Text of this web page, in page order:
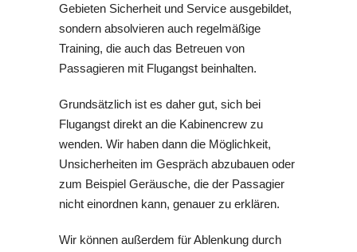
Gebieten Sicherheit und Service ausgebildet,
sondern absolvieren auch regelmäßige
Training, die auch das Betreuen von
Passagieren mit Flugangst beinhalten.
Grundsätzlich ist es daher gut, sich bei
Flugangst direkt an die Kabinencrew zu
wenden. Wir haben dann die Möglichkeit,
Unsicherheiten im Gespräch abzubauen oder
zum Beispiel Geräusche, die der Passagier
nicht einordnen kann, genauer zu erklären.
Wir können außerdem für Ablenkung durch